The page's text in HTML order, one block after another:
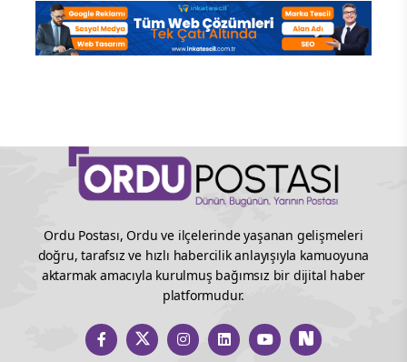
Ordu Postası, Ordu ve ilçelerinde yaşanan gelişmeleri
doğru, tarafsız ve hızlı habercilik anlayışıyla kamuoyuna
aktarmak amacıyla kurulmuş bağımsız bir dijital haber
platformudur.